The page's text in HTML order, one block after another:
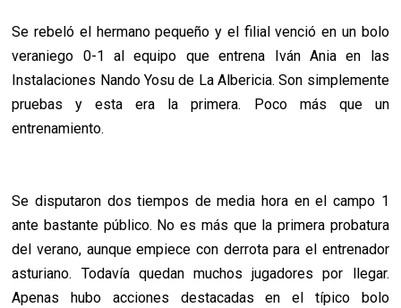
Se rebeló el hermano pequeño y el filial venció en un bolo
veraniego 0-1 al equipo que entrena Iván Ania en las
Instalaciones Nando Yosu de La Albericia. Son simplemente
pruebas y esta era la primera. Poco más que un
entrenamiento.
Se disputaron dos tiempos de media hora en el campo 1
ante bastante público. No es más que la primera probatura
del verano, aunque empiece con derrota para el entrenador
asturiano. Todavía quedan muchos jugadores por llegar.
Apenas hubo acciones destacadas en el típico bolo